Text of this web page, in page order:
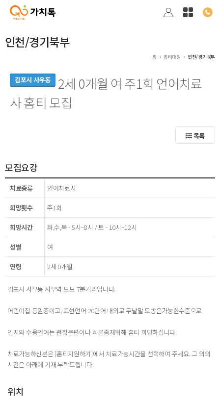
인천/경기북부
홈 홈티매칭 인천/경기북부
김포시 사우동
2세 0개월 여 주1회 언어치료
사 홈티 모집
목록
모집요강
치료종류 언어치료사
희망횟수 주1회
희망시간 화,수,목 - 5시~8시 / 토 - 10시~12시
성별 여
연령 2세 0개월
김포시 사우동 사우역 도보 7분거리입니다.
어린이집 등원중이고, 표현언어 20단어 내외로 두낱말 모방은가능한수준으로
인지와 수용언어는 괜찮은편이나 빠른중재위해 홈티 희망하십니다.
치료가능하신분은 [홈티지원하기]에서 치료가능시간을 선택하여 주세요. 그 외의
시간은 아래에 기재 부탁드립니다.
위치